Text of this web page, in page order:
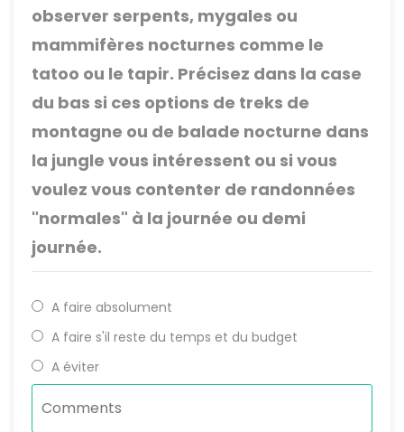
observer serpents, mygales ou
mammifères nocturnes comme le
tatoo ou le tapir. Précisez dans la case
du bas si ces options de treks de
montagne ou de balade nocturne dans
la jungle vous intéressent ou si vous
voulez vous contenter de randonnées
"normales" à la journée ou demi
journée.
A faire absolument
A faire s'il reste du temps et du budget
A éviter